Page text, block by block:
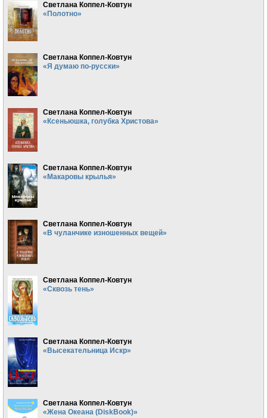
Светлана Коппел-Ковтун
«Полотно»
Светлана Коппел-Ковтун
«Я думаю по-русски»
Светлана Коппел-Ковтун
«Ксеньюшка, голубка Христова»
Светлана Коппел-Ковтун
«Макаровы крылья»
Светлана Коппел-Ковтун
«В чуланчике изношенных вещей»
Светлана Коппел-Ковтун
«Сквозь тень»
Светлана Коппел-Ковтун
«Высекательница Искр»
Светлана Коппел-Ковтун
«Жена Океана (DiskBook)»